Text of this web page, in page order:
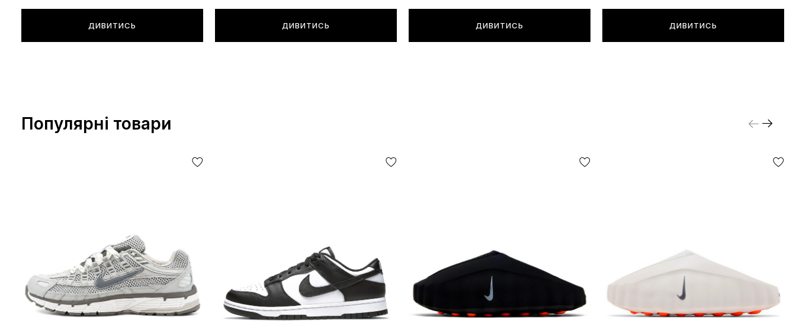
ДИВИТИСЬ ДИВИТИСЬ ДИВИТИСЬ ДИВИТИСЬ
Популярні товари